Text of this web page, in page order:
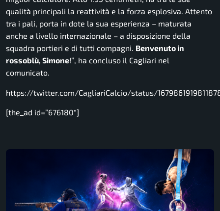
qualità principali la reattività e la forza esplosiva. Attento
tra i pali, porta in dote la sua esperienza – maturata
anche a livello internazionale – a disposizione della
squadra portieri e di tutti compagni. Benvenuto in
rossoblù, Simone!”, ha concluso il Cagliari nel
comunicato.
https://twitter.com/CagliariCalcio/status/
[the_ad id=”676180″]